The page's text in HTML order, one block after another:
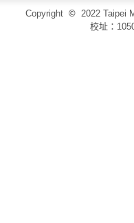
Copyright © 2022 Taipei
校址：